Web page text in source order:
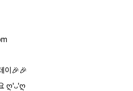
이 🎉🎉
ღ'ᴗ'ღ